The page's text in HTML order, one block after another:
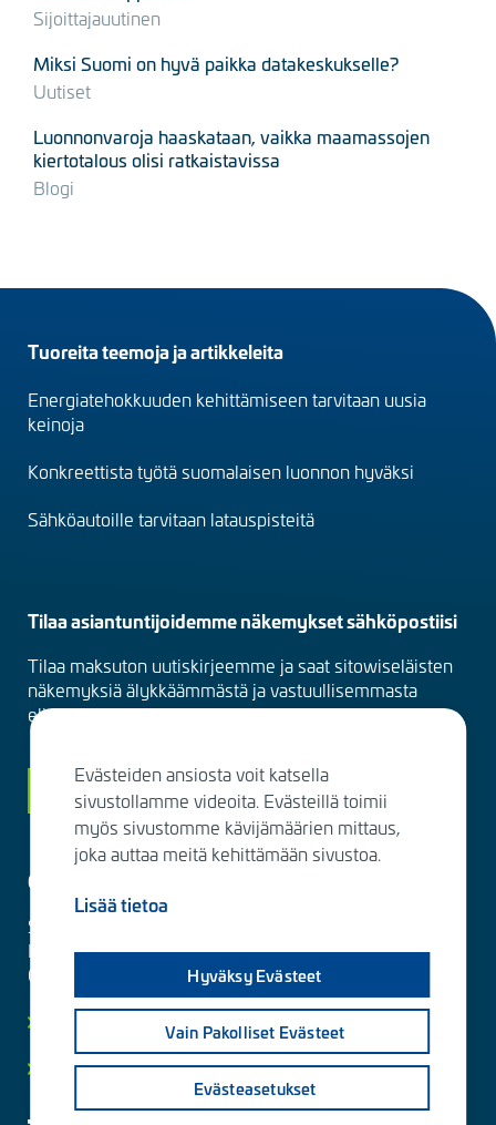
Sijoittajauutinen
Miksi Suomi on hyvä paikka datakeskukselle?
Uutiset
Luonnonvaroja haaskataan, vaikka maamassojen
kiertotalous olisi ratkaistavissa
Blogi
Footer
menu
(fi)
Tuoreita teemoja ja artikkeleita
Energiatehokkuuden kehittämiseen tarvitaan uusia
keinoja
Konkreettista työtä suomalaisen luonnon hyväksi
Sähköautoille tarvitaan latauspisteitä
Tilaa asiantuntijoidemme näkemykset sähköpostiisi
Tilaa maksuton uutiskirjeemme ja saat sitowiseläisten
näkemyksiä älykkäämmästä ja vastuullisemmasta
elinympäristöstä suoraan sähköpostiisi kuukausittain.
Siirry tilaamaan
Ota yhteyttä
Sitowise Group Oyj
Linnoitustie 6 D
02600 Espoo, Finland
Lisää yhteystietoja
Yksityisyydensuoja ja tietosuojaselosteet
Evästeiden ansiosta voit katsella
sivustollamme videoita. Evästeillä toimii
myös sivustomme kävijämäärien mittaus,
joka auttaa meitä kehittämään sivustoa.
Lisää tietoa
Hyväksy Evästeet
Vain Pakolliset Evästeet
Evästeasetukset